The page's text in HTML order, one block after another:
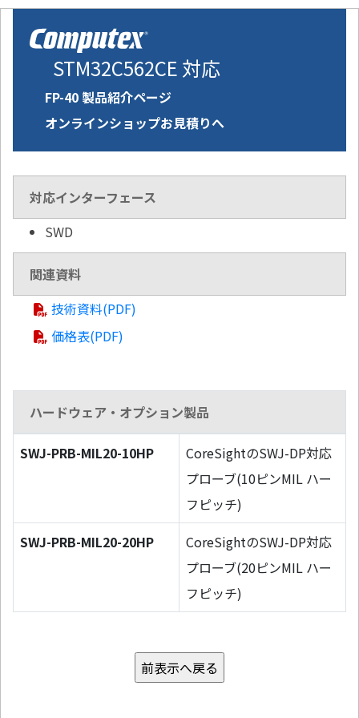
STM32C562CE 対応
FP-40 製品紹介ページ
オンラインショップお見積りへ
対応インターフェース
SWD
関連資料
技術資料(PDF)
価格表(PDF)
ハードウェア・オプション製品
SWJ-PRB-MIL20-10HP
CoreSightのSWJ-DP対応
プローブ(10ピンMIL ハー
フピッチ)
SWJ-PRB-MIL20-20HP
CoreSightのSWJ-DP対応
プローブ(20ピンMIL ハー
フピッチ)